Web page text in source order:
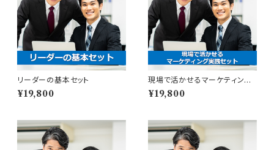
リーダーの基本セット
¥19,800
現場で活かせるマーケティング
実践セット
¥19,800